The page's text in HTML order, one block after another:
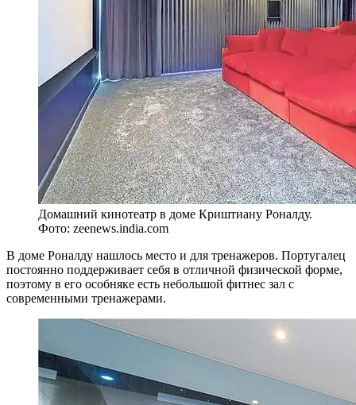
Домашний кинотеатр в доме Криштиану Роналду.
Фото: zeenews.india.com
В доме Роналду нашлось место и для тренажеров. Португалец
постоянно поддерживает себя в отличной физической форме,
поэтому в его особняке есть небольшой фитнес зал с
современными тренажерами.